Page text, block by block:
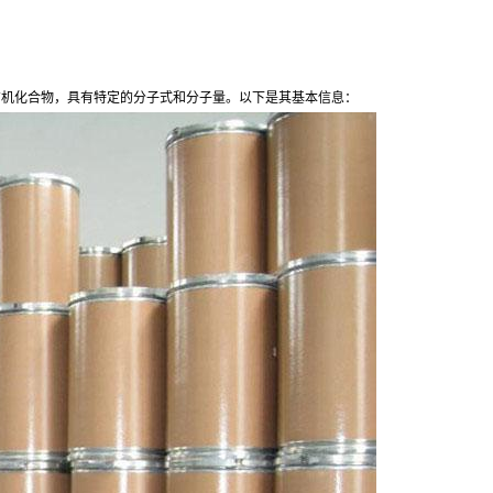
化合物，具有特定的分子式和分子量。以下是其基本信息：